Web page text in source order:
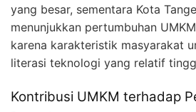
yang besar, sementara Kota
menunjukkan pertumbuhan
karena karakteristik masyarakat
literasi teknologi yang relatif
Kontribusi UMKM terhadap